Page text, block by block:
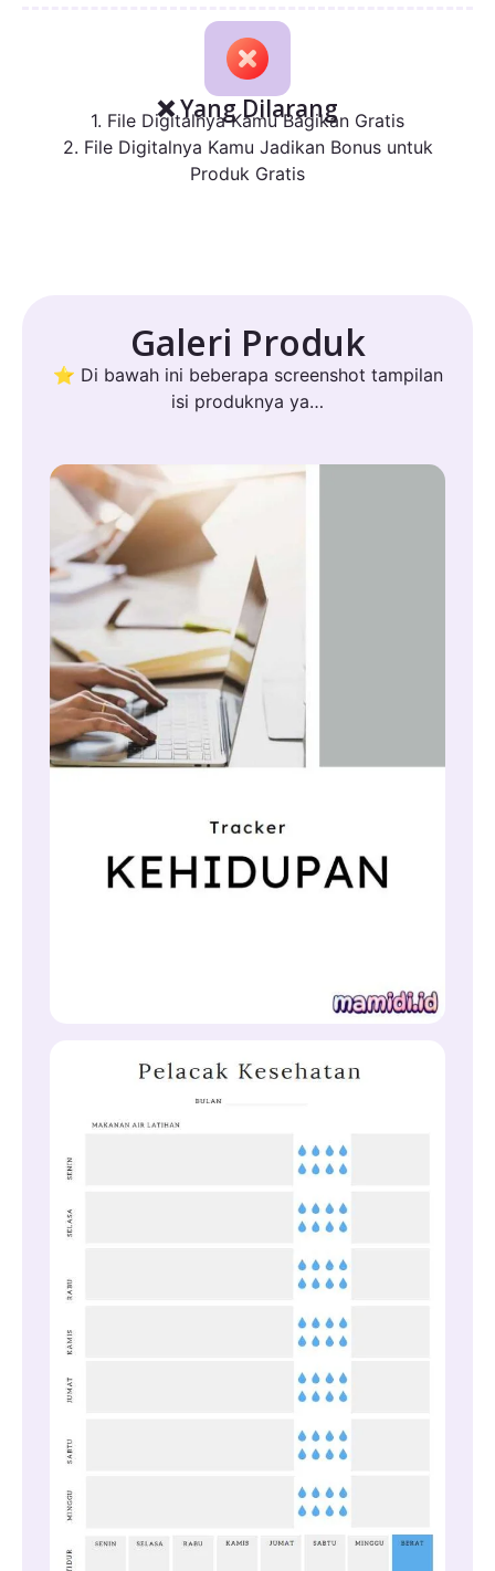
❌ Yang Dilarang
1. File Digitalnya Kamu Bagikan Gratis
2. File Digitalnya Kamu Jadikan Bonus untuk
Produk Gratis
Galeri Produk
⭐ Di bawah ini beberapa screenshot tampilan
isi produknya ya…